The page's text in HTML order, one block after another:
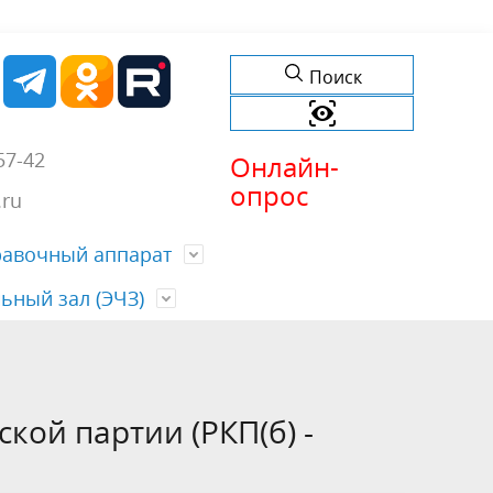
42
Поиск
Онлайн-
опрос
аппарат
зал (ЭЧЗ)
партии (РКП(б) -